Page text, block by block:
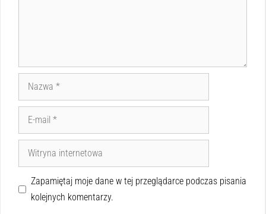
Zapamiętaj moje dane w tej przeglądarce podczas pisania
kolejnych komentarzy.